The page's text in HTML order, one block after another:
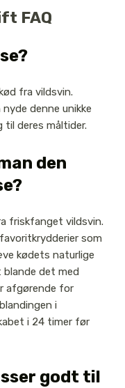
FAQ
fra vildsvin.
denne unikke
til deres måltider.
den
friskfanget vildsvin.
som
kødets naturlige
blande det med
afgørende for
i
i 24 timer før
godt til